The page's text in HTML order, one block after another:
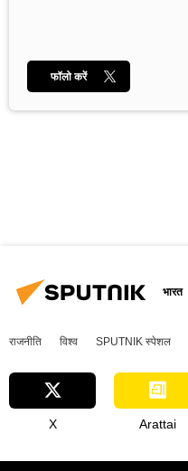
फॉलो करें
भारत
राजनीति विश्व SPUTNIK स्पेशल
X Arattai